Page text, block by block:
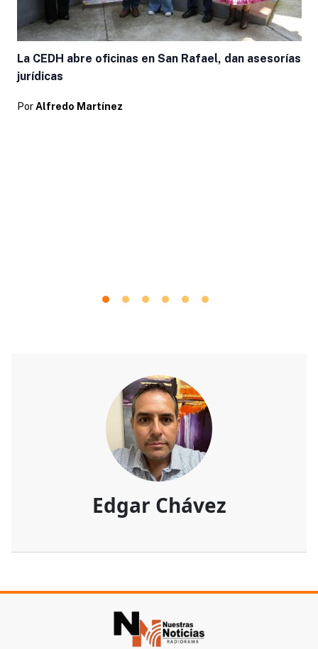
La CEDH abre oficinas en San Rafael, dan asesorías
jurídicas
Por Alfredo Martínez
Edgar Chávez